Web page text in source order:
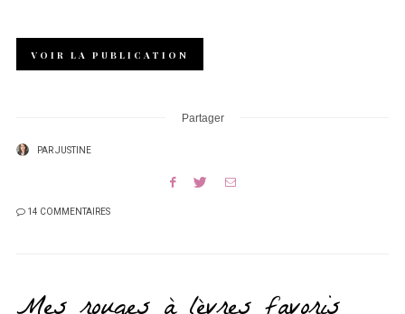
VOIR LA PUBLICATION
Partager
PARJUSTINE
14 COMMENTAIRES